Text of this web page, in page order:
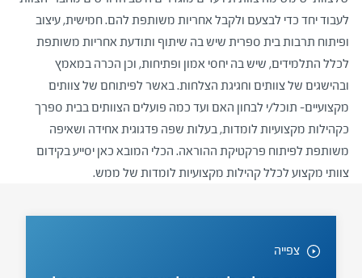
לעבוד יחד כדי לבצעם ולקבל אחריות משותפת להם. חמישית, עיצוב
ופיתוח תרבות בית ספרית שיש בה שיתוף ותודעת אחריות משותפת
לכלל התלמידים, שיש בה יחסי אמון ופתיחות, וכן הכרה במאמץ
ובהישגים של צוותים וחגיגת הצלחות. באשר לפיתוחם של צוותים
מקצועיים- תוכל/י לבחון האם ועד כמה פועלים הצוותים בבית ספרך
כקהילות מקצועיות לומדות, בעלות שפה פדגוגית אחידה ושאיפה
משותפת לפיתוח פרקטיקת ההוראה. הכלי המובא כאן יסייע בקידום
צוותי מקצוע לכלל קהילות מקצועיות לומדות של ממש.
צפייה